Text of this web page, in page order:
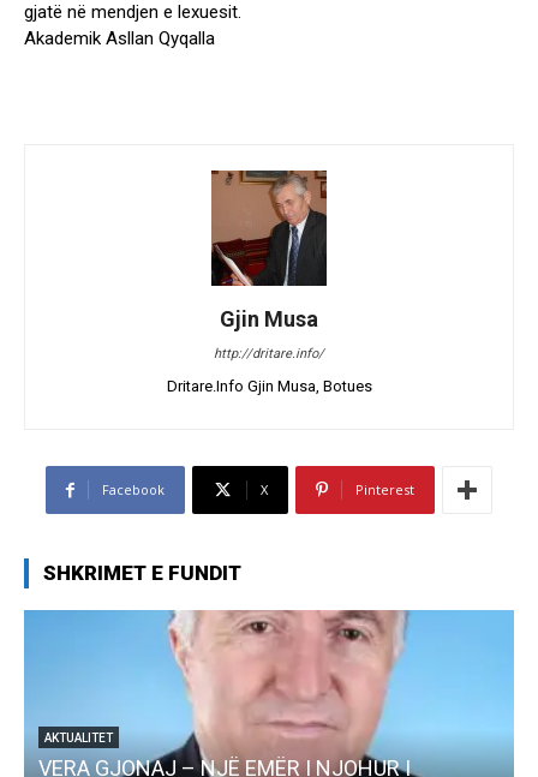
gjatë në mendjen e lexuesit.
Akademik Asllan Qyqalla
Gjin Musa
http://dritare.info/
Dritare.Info Gjin Musa, Botues
Facebook X Pinterest
SHKRIMET E FUNDIT
AKTUALITET